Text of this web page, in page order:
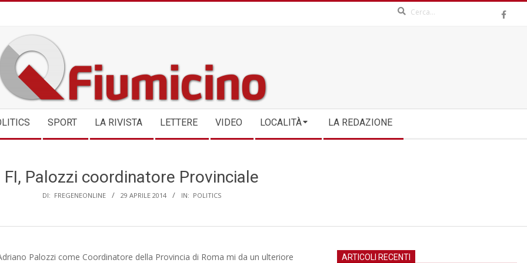
SPORT LA RIVISTA LETTERE VIDEO LOCALITÀ LA REDAZIONE
FI, Palozzi coordinatore Provinciale
DI: FREGENEONLINE 29 APRILE 2014 IN: POLITICS
Palozzi come Coordinatore della Provincia di Roma mi da un ulteriore
ARTICOLI RECENTI